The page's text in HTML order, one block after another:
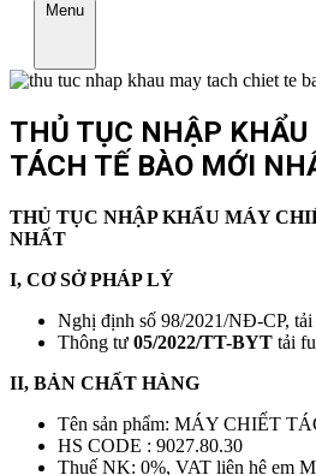
Menu
THỦ TỤC NHẬP KHẨU
TÁCH TẾ BÀO MỚI
THỦ TỤC NHẬP KHẨU MÁY
NHẤT
I, CƠ SỞ PHÁP LÝ
Nghị định số 98/2021/NĐ-CP,
Thông tư 05/2022/TT-BYT tải
II, BẢN CHẤT HÀNG
Tên sản phẩm: MÁY CHIẾT
HS CODE : 9027.80.30
Thuế NK: 0%, VAT liên hệ em